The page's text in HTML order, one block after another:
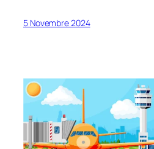
5 Novembre 2024